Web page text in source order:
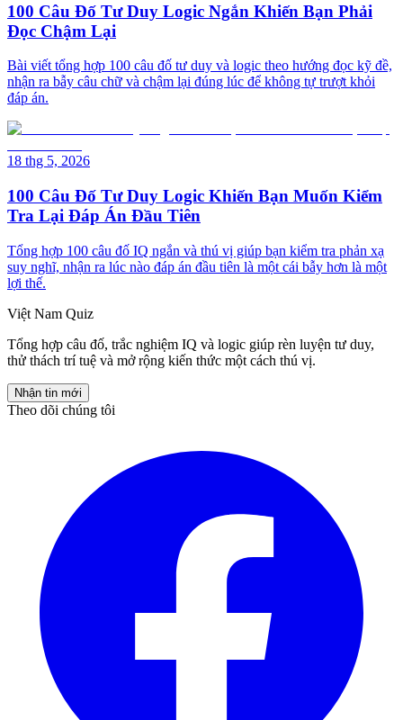
100 Câu Đố Tư Duy Logic Ngắn Khiến Bạn Phải
Đọc Chậm Lại
Bài viết tổng hợp 100 câu đố tư duy và logic theo hướng đọc kỹ đề,
nhận ra bẫy câu chữ và chậm lại đúng lúc để không tự trượt khỏi
đáp án.
18 thg 5, 2026
100 Câu Đố Tư Duy Logic Khiến Bạn Muốn Kiểm
Tra Lại Đáp Án Đầu Tiên
Tổng hợp 100 câu đố IQ ngắn và thú vị giúp bạn kiểm tra phản xạ
suy nghĩ, nhận ra lúc nào đáp án đầu tiên là một cái bẫy hơn là một
lợi thế.
Việt Nam Quiz
Tổng hợp câu đố, trắc nghiệm IQ và logic giúp rèn luyện tư duy,
thử thách trí tuệ và mở rộng kiến thức một cách thú vị.
Nhận tin mới
Theo dõi chúng tôi